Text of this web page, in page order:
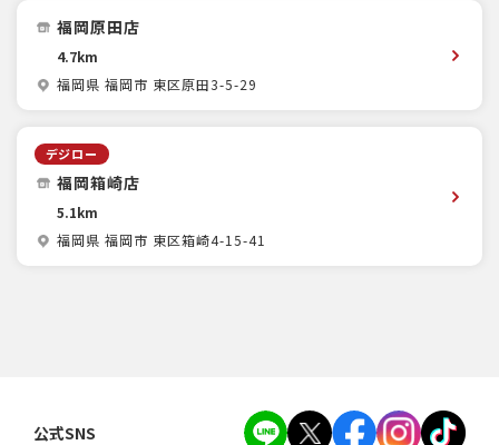
福岡原田店
4.7km
福岡県 福岡市 東区原田3-5-29
デジロー
福岡箱崎店
5.1km
福岡県 福岡市 東区箱崎4-15-41
公式SNS